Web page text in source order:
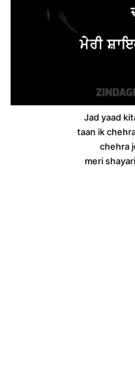
Jad yaad
taan ik
chehra
meri